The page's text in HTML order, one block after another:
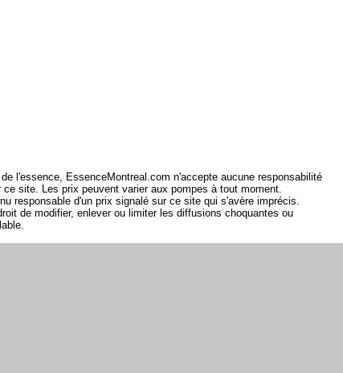
l'essence, EssenceMontreal.com n'accepte aucune responsabilité
site. Les prix peuvent varier aux pompes à tout moment.
responsable d'un prix signalé sur ce site qui s'avère imprécis.
de modifier, enlever ou limiter les diffusions choquantes ou